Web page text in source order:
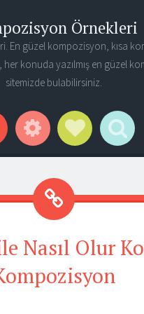
Örnekleri
En güzel kompozisyon, kısa
konuda yazılmış en güzel
sitemizde bulabilirsiniz.
WidgetsSocial Links
Nasıl Olur